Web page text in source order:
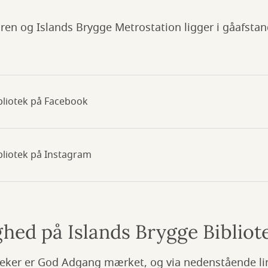
og Islands Brygge Metrostation ligger i
på Facebook
på Instagram
på Islands Brygge
er God Adgang mærket, og via nedenstående